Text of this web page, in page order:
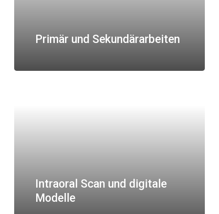
Primär und Sekundärarbeiten
Intraoral Scan und digitale
Modelle